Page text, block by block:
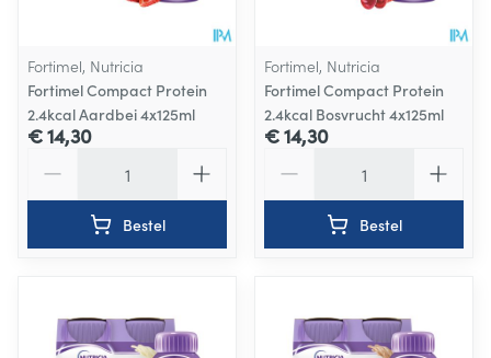
Fortimel, Nutricia
Fortimel Compact Protein
2.4kcal Aardbei 4x125ml
€ 14,30
Bestel
Fortimel, Nutricia
Fortimel Compact Protein
2.4kcal Bosvrucht 4x125ml
€ 14,30
Bestel